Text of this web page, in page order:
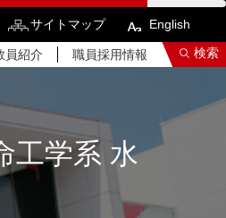
サイトマップ English
員紹介 職員採用情報 検索
工学系 水